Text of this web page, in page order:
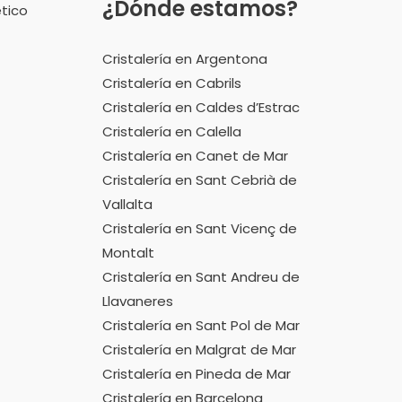
¿Dónde estamos?
Cristalería en Argentona
Cristalería en Cabrils
Cristalería en Caldes d’Estrac
Cristalería en Calella
Cristalería en Canet de Mar
Cristalería en Sant Cebrià de
Vallalta
Cristalería en Sant Vicenç de
Montalt
Cristalería en Sant Andreu de
Llavaneres
Cristalería en Sant Pol de Mar
Cristalería en Malgrat de Mar
Cristalería en Pineda de Mar
Cristalería en Barcelona